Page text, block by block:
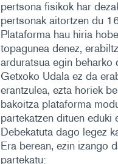
pertsona fisikok har
pertsonak aitortzen du
Plataforma hau hiria
topagunea denez,
arduratsua egin beharko
Getxoko Udala ez da
erantzulea, ezta horiek
bakoitza plataforma
partekatzen dituen eduki
Debekatuta dago legez
Era berean, ezin izango
partekatu: